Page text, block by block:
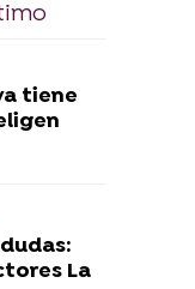
tiene
La